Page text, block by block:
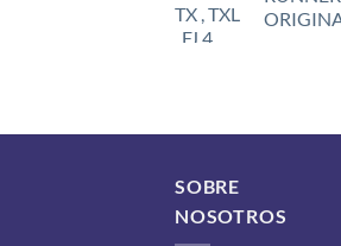
SOBRE
NOSOTROS